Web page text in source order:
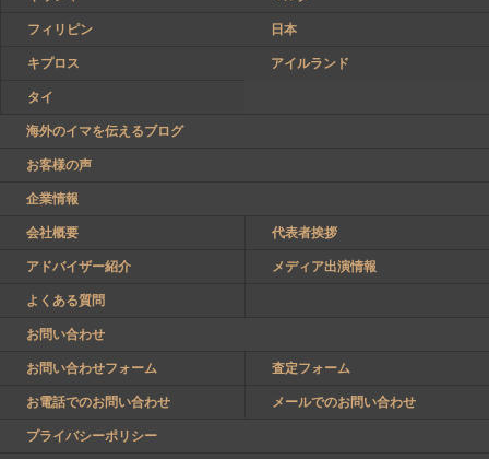
フィリピン
日本
キプロス
アイルランド
タイ
海外のイマを伝えるブログ
お客様の声
企業情報
会社概要
代表者挨拶
アドバイザー紹介
メディア出演情報
よくある質問
お問い合わせ
お問い合わせフォーム
査定フォーム
お電話でのお問い合わせ
メールでのお問い合わせ
プライバシーポリシー